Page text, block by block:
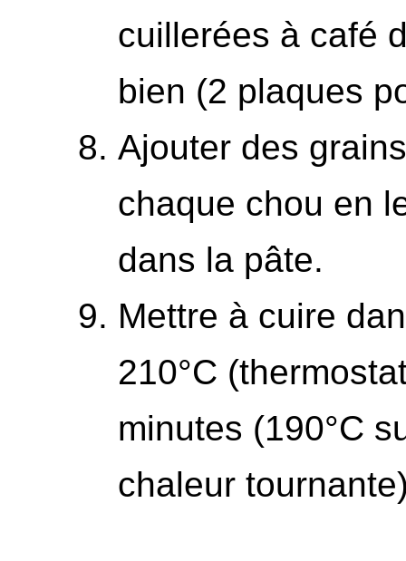
cuillerées à café
bien (2 plaques
Ajouter des
chaque chou en
dans la pâte.
Mettre à cuire
210°C
minutes (190°C
chaleur